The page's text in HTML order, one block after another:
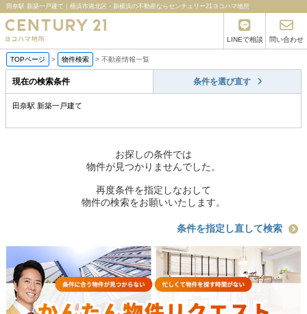
田奈駅 新築一戸建て｜横浜市港北区・新横浜の不動産ならセンチュリー21ヨコハマ地所
LINEで相談 問い合わせ
TOPページ > 物件検索 > 不動産情報一覧
現在の検索条件 条件を選び直す
田奈駅 新築一戸建て
お探しの条件では
物件が見つかりませんでした。
再度条件を指定しなおして
物件の検索をお願いいたします。
条件を指定し直して検索